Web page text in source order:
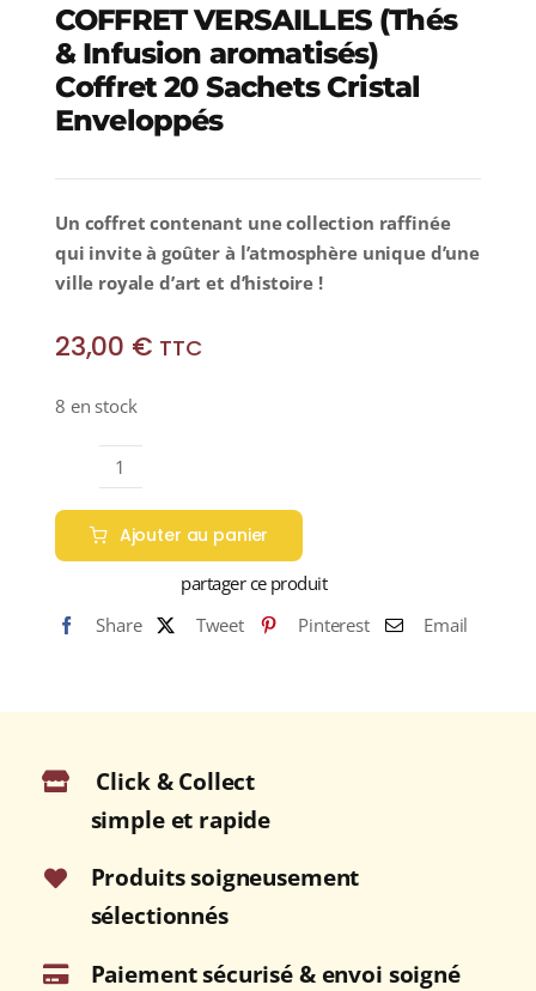
COFFRET VERSAILLES (Thés
& Infusion aromatisés)
Coffret 20 Sachets Cristal
Enveloppés
Un coffret contenant une collection raffinée
qui invite à goûter à l’atmosphère unique d’une
ville royale d’art et d’histoire !
23,00 € TTC
8 en stock
quantité
de
COFFRET
VERSAILLES
&
Coffret
Sachets
Cristal
Enveloppés
Ajouter au panier
partager ce produit
Share
Tweet Pinterest Email
Click & Collect
simple et rapide
Produits soigneusement
sélectionnés
Paiement sécurisé & envoi soigné